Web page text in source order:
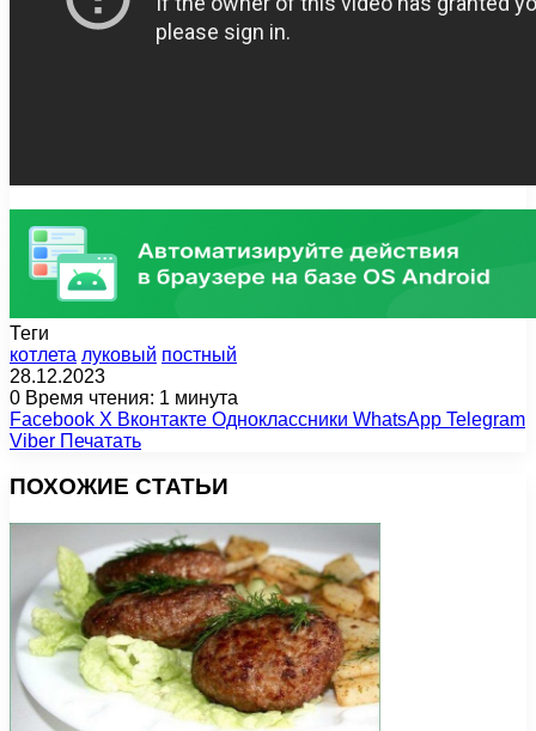
Теги
котлета луковый постный
28.12.2023
0 Время чтения: 1 минута
Facebook X Вконтакте Одноклассники WhatsApp Telegram
Viber Печатать
ПОХОЖИЕ СТАТЬИ